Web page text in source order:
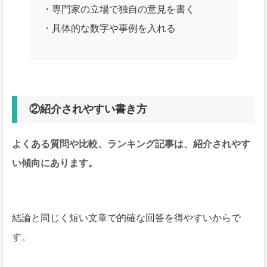
・専門家の立場で独自の意見を書く
・具体的な数字や事例を入れる
②紹介されやすい書き方
よくある質問や比較、ランキング記事は、紹介されやす
い傾向にあります。
結論と同じく短い文章で的確な回答を得やすいからで
す。